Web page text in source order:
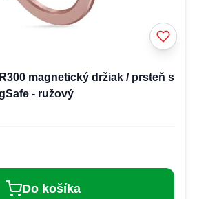
magnetický držiak / prsteň s
- ružový
Do košíka